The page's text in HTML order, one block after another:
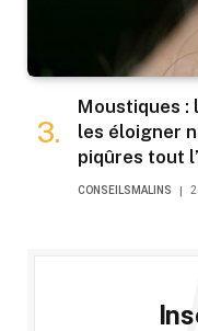
Moustiques :
les éloigner
piqûres tout
CONSEILSMALINS 2